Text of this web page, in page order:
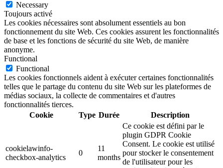
Necessary
Toujours activé
Les cookies nécessaires sont absolument essentiels au bon
fonctionnement du site Web. Ces cookies assurent les fonctionnalités
de base et les fonctions de sécurité du site Web, de manière
anonyme.
Functional
Functional
Les cookies fonctionnels aident à exécuter certaines fonctionnalités
telles que le partage du contenu du site Web sur les plateformes de
médias sociaux, la collecte de commentaires et d'autres
fonctionnalités tierces.
Cookie
Type Durée Description
cookielawinfo-
checkbox-analytics
0
11
months
Ce cookie est défini par le
plugin GDPR Cookie
Consent. Le cookie est utilisé
pour stocker le consentement
de l'utilisateur pour les